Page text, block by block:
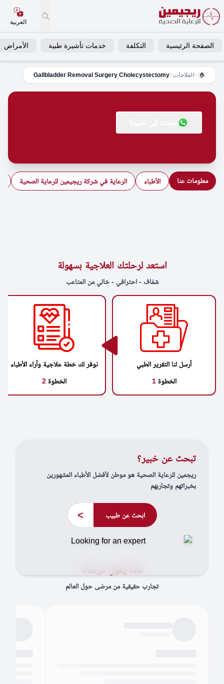
العربية
الصفحة الرئيسية التكلفة خدمات تأشيرة طبية الأمراض
🏠
> العلاجات>
Gallbladder Removal Surgery Cholecystectomy
معلومات عنا الأطباء الرعاية في شركة ريجيمين للرعاية الصحية
استعد لرحلتك العلاجية بسهولة
شفاف - احترافي - خالي من المتاعب
أرسل لنا التقرير الطبي
الخطوة1
نوفر لك خطة علاجية وأراء الأطباء
الخطوة2
تبحث عن خبير؟
ريجمين للرعاية الصحية هو موطن لأفضل الأطباء المشهورين
بخبراتهم وتجاربهم
ابحث عن طبيب >
ماذا يقول مرضانا
تجارب حقيقية من مرضى حول العالم